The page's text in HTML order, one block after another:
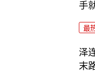
手
最
泽
末